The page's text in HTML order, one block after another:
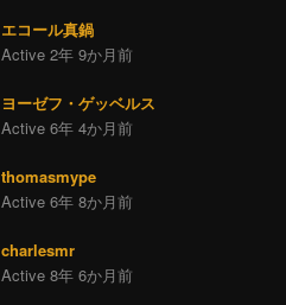
エコール真鍋
Active 2年 9か月前
ヨーゼフ・ゲッベルス
Active 6年 4か月前
thomasmype
Active 6年 8か月前
charlesmr
Active 8年 6か月前